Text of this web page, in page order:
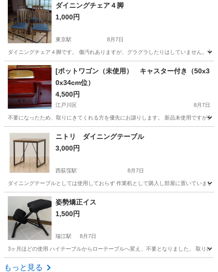
ダイニングチェア４脚
1,000円
東京駅 8月7日
ダイニングチェア４脚です。 傷汚れありますが、グラグラしたりはしていません。
東京 中央区 東京駅 椅子 ダイニング
[ポットワゴン（未使用） キャスター付き（50x3
0x34cm位）
4,500円
江戸川区 8月7日
不要になったため、取りにきてくれる方を優先にお譲りします。 新品未使用ですが
東京 江戸川区 インテリア雑貨/小物 ワゴン
ニトリ ダイニングテーブル
3,000円
西荻窪駅 8月7日
ダイニングテーブルとしては使用しておらず 作業机として購入し部屋に置いていま
東京 杉並区 西荻窪駅
姿勢矯正イス
1,500円
瑞江駅 8月7日
3ヶ月ほどの使用 ハイテーブルからローテーブルへ変え、不要となりました。 取りに
東京 江戸川区
もっと見る